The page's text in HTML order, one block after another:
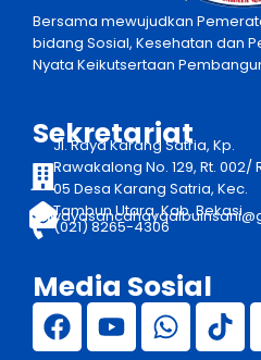
Bersama mewujudkan
bidang Sosial, Kesehatan dan
Nyata Keikutsertaan
Sekretariat
Jl. Raya Karang Satria, Kp.
Rawakalong No. 129, Rt. 002/
05 Desa Karang Satria, Kec.
Tambun Utara, Kab. Bekasi
(021) 8265-4306
Media Sosial